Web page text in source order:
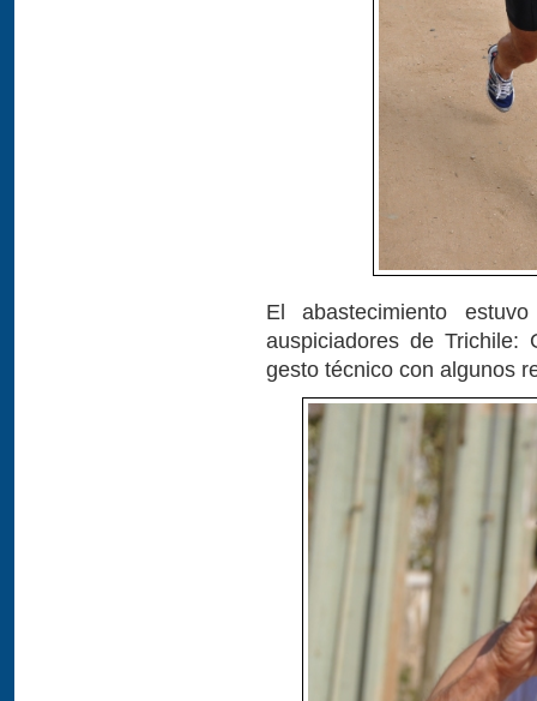
El abastecimiento
auspiciadores de
gesto técnico con algunos